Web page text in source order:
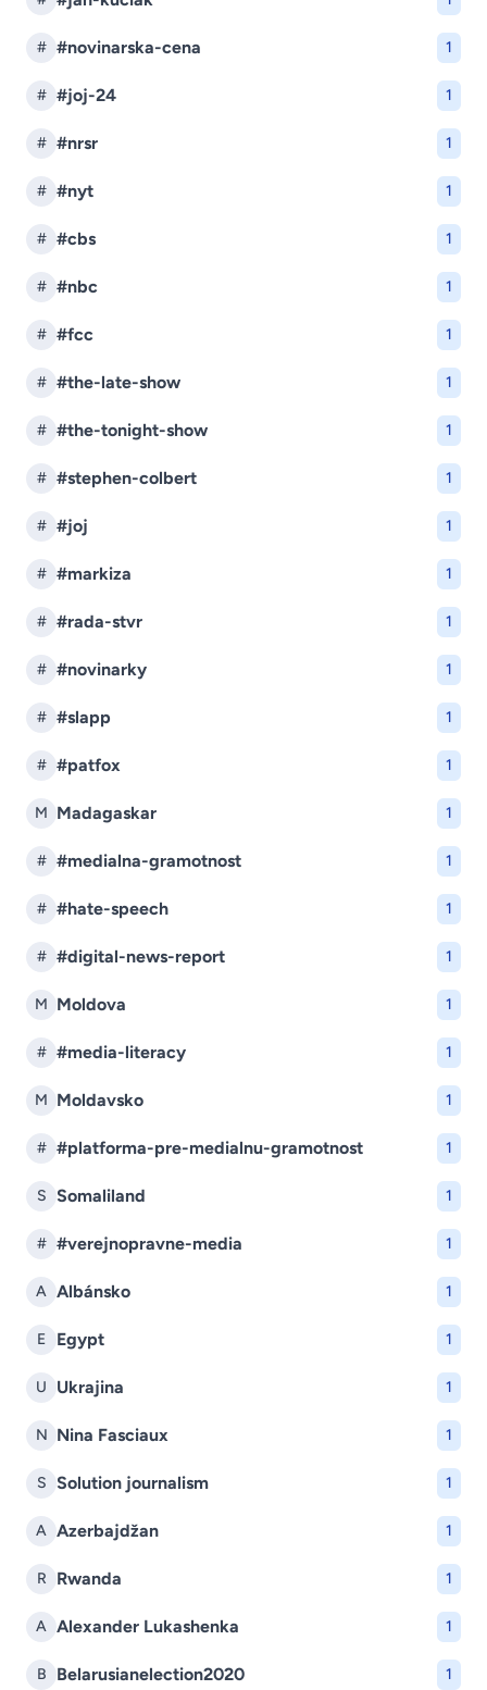
# #novinarska-cena 1
# #joj-24 1
# #nrsr 1
# #nyt 1
# #cbs 1
# #nbc 1
# #fcc 1
# #the-late-show 1
# #the-tonight-show 1
# #stephen-colbert 1
# #joj 1
# #markiza 1
# #rada-stvr 1
# #novinarky 1
# #slapp 1
# #patfox 1
M Madagaskar 1
# #medialna-gramotnost 1
# #hate-speech 1
# #digital-news-report 1
M Moldova 1
# #media-literacy 1
M Moldavsko 1
# #platforma-pre-medialnu-gramotnost 1
S Somaliland 1
# #verejnopravne-media 1
A Albánsko 1
E Egypt 1
U Ukrajina 1
N Nina Fasciaux 1
S Solution journalism 1
A Azerbajdžan 1
R Rwanda 1
A Alexander Lukashenka 1
B Belarusianelection2020 1